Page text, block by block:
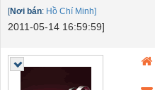
[Nơi bán: Hồ Chí Minh]
2011-05-14 16:59:59]